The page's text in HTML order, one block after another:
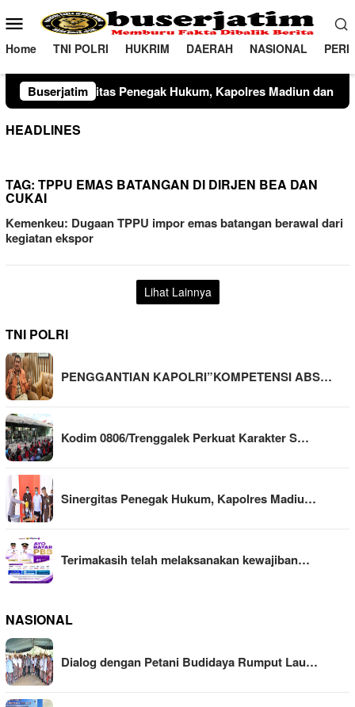
ke
konten
Menu
Mobile
Home TNI POLRI HUKRIM DAERAH NASIONAL
Buserjatim
Hukum, Kapolres Madiun dan Kajari Musnahkan Barang
HEADLINES
TAG: TPPU EMAS BATANGAN DI DIRJEN BEA DAN
CUKAI
Kemenkeu: Dugaan TPPU impor emas batangan berawal dari
kegiatan ekspor
Lihat Lainnya
TNI POLRI
PENGGANTIAN KAPOLRI”KOMPETENSI ABS…
Kodim 0806/Trenggalek Perkuat Karakter S…
Sinergitas Penegak Hukum, Kapolres Madiu…
Terimakasih telah melaksanakan kewajiban…
NASIONAL
Dialog dengan Petani Budidaya Rumput Lau…